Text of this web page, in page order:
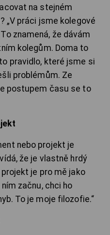
na stejném
„V práci jsme kolegové
znamená, že dávám
kolegům. Doma to
pravidlo, které jsme si
problémům. Ze
postupem času se to
nebo projekt je
že je vlastně hrdý
projekt je pro mě jako
začnu, chci ho
To je moje filozofie.“